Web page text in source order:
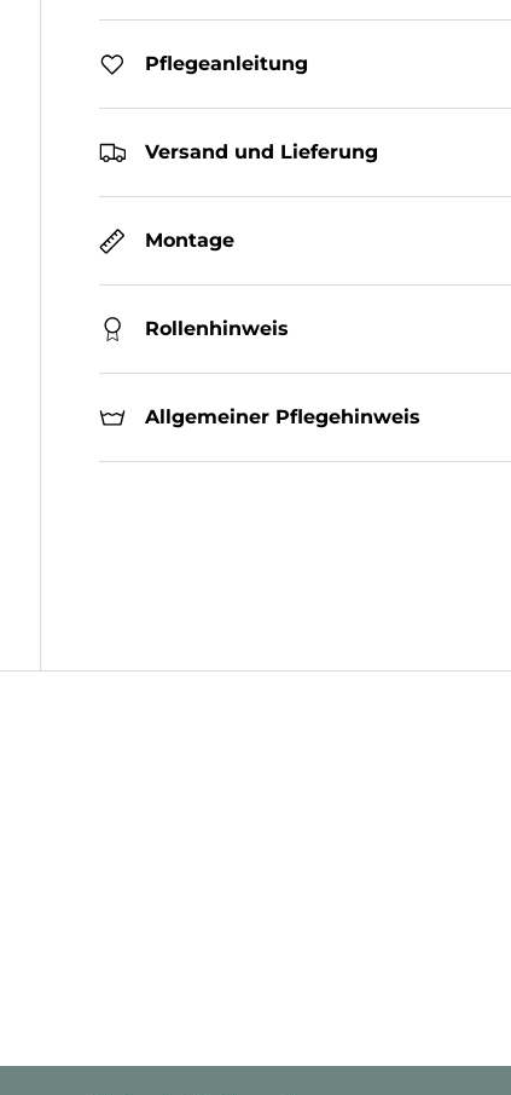
Pflegeanleitung
Versand und Lieferung
Montage
Rollenhinweis
Allgemeiner Pflegehinweis